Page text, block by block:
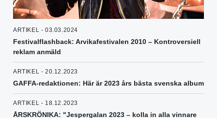
ARTIKEL - 03.03.2024
Festivalflashback: Arvikafestivalen 2010 – Kontroversiell
reklam anmäld
ARTIKEL - 20.12.2023
GAFFA-redaktionen: Här är 2023 års bästa svenska album
ARTIKEL - 18.12.2023
ÅRSKRÖNIKA: "Jespergalan 2023 – kolla in alla vinnare